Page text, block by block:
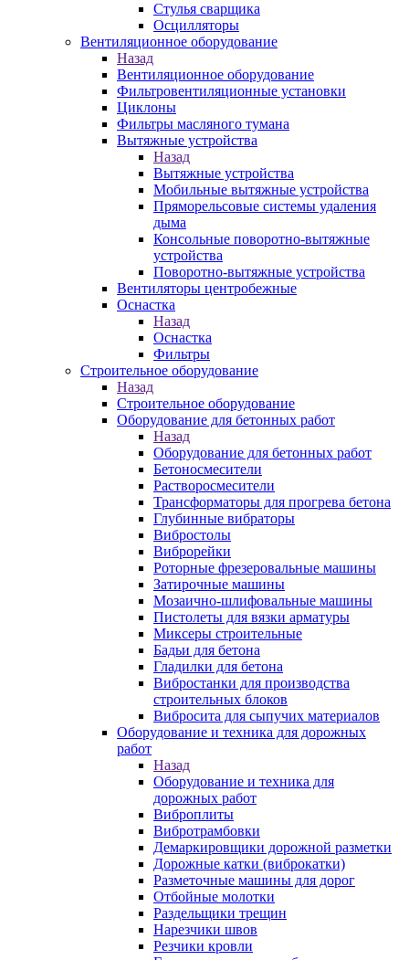
Стулья сварщика
Осцилляторы
Вентиляционное оборудование
Назад
Вентиляционное оборудование
Фильтровентиляционные установки
Циклоны
Фильтры масляного тумана
Вытяжные устройства
Назад
Вытяжные устройства
Мобильные вытяжные устройства
Пряморельсовые системы удаления
дыма
Консольные поворотно-вытяжные
устройства
Поворотно-вытяжные устройства
Вентиляторы центробежные
Оснастка
Назад
Оснастка
Фильтры
Строительное оборудование
Назад
Строительное оборудование
Оборудование для бетонных работ
Назад
Оборудование для бетонных работ
Бетоносмесители
Растворосмесители
Трансформаторы для прогрева бетона
Глубинные вибраторы
Вибростолы
Виброрейки
Роторные фрезеровальные машины
Затирочные машины
Мозаично-шлифовальные машины
Пистолеты для вязки арматуры
Миксеры строительные
Бадьи для бетона
Гладилки для бетона
Вибростанки для производства
строительных блоков
Вибросита для сыпучих материалов
Оборудование и техника для дорожных
работ
Назад
Оборудование и техника для
дорожных работ
Виброплиты
Вибротрамбовки
Демаркировщики дорожной разметки
Дорожные катки (виброкатки)
Разметочные машины для дорог
Отбойные молотки
Раздельщики трещин
Нарезчики швов
Резчики кровли